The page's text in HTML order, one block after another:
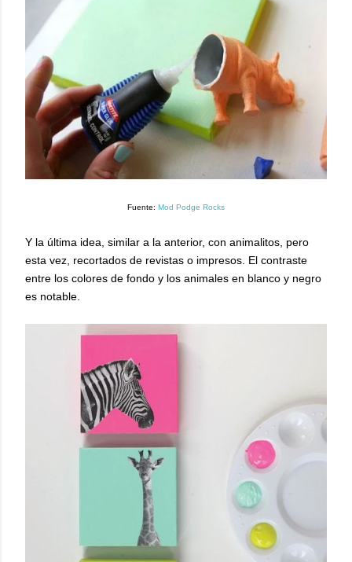
Fuente: Mod Podge Rocks
Y la última idea, similar a la anterior, con animalitos, pero
esta vez, recortados de revistas o impresos. El contraste
entre los colores de fondo y los animales en blanco y negro
es notable.